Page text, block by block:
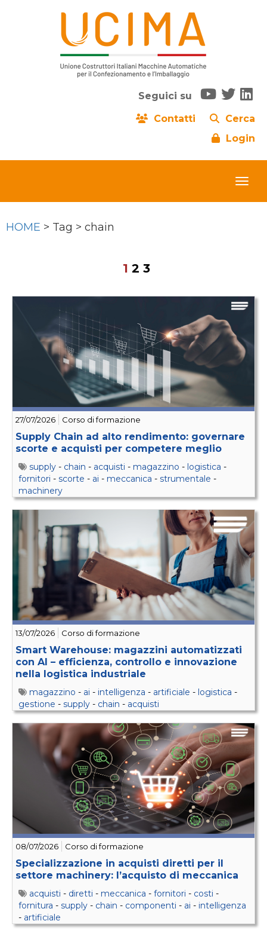
Seguici su
Contatti
Cerca
Login
HOME > Tag > chain
1 2 3
27/07/2026 Corso di formazione
Supply Chain ad alto rendimento: governare
scorte e acquisti per competere meglio
supply - chain - acquisti - magazzino - logistica -
fornitori - scorte - ai - meccanica - strumentale -
machinery
13/07/2026 Corso di formazione
Smart Warehouse: magazzini automatizzati
con AI – efficienza, controllo e innovazione
nella logistica industriale
magazzino - ai - intelligenza - artificiale - logistica -
gestione - supply - chain - acquisti
08/07/2026 Corso di formazione
Specializzazione in acquisti diretti per il
settore machinery: l’acquisto di meccanica
acquisti - diretti - meccanica - fornitori - costi -
fornitura - supply - chain - componenti - ai - intelligenza
- artificiale